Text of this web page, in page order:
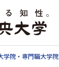
学院・専門職大学院